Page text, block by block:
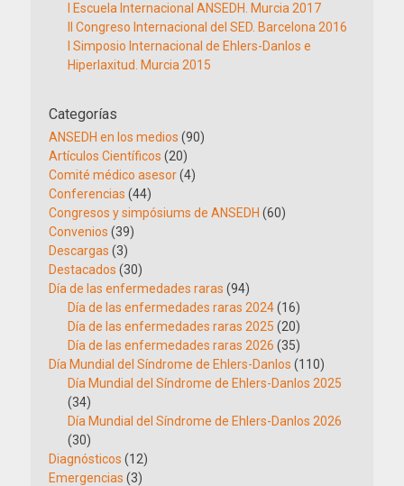
I Escuela Internacional ANSEDH. Murcia 2017
II Congreso Internacional del SED. Barcelona 2016
I Simposio Internacional de Ehlers-Danlos e
Hiperlaxitud. Murcia 2015
Categorías
ANSEDH en los medios (90)
Artículos Científicos (20)
Comité médico asesor(4)
Conferencias (44)
Congresos y simpósiums de ANSEDH (60)
Convenios (39)
Descargas (3)
Destacados (30)
Día de las enfermedades raras (94)
Día de las enfermedades raras 2024(16)
Día de las enfermedades raras 2025 (20)
Día de las enfermedades raras 2026 (35)
Día Mundial del Síndrome de Ehlers-Danlos (110)
Día Mundial del Síndrome de Ehlers-Danlos 2025
(34)
Día Mundial del Síndrome de Ehlers-Danlos 2026
(30)
Diagnósticos (12)
Emergencias (3)